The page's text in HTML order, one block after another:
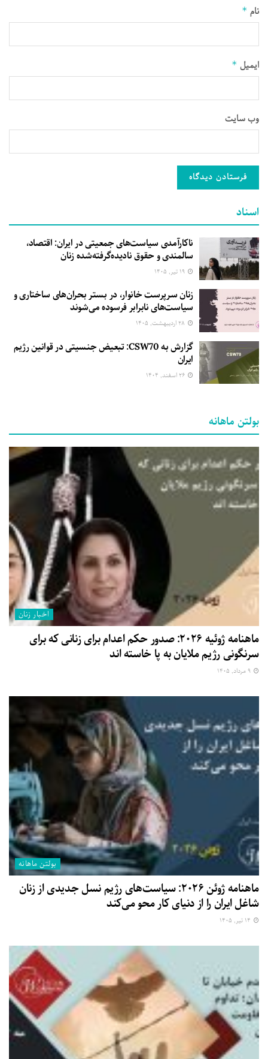
نام *
ایمیل *
وب‌ سایت
اسناد
ناکارآمدی سیاست‌های جمعیتی در ایران: اقتصاد،
سالمندی و حقوق نادیده‌گرفته‌شده زنان
زنان سرپرست خانوار، در بستر بحران‌های ساختاری و
سیاست‌های نابرابر فرسوده می‌شوند
گزارش به CSW70: تبعیض جنسیتی در قوانین رژیم
ایران
بولتن ماهانه
اخبار زنان
ماهنامه ژوئیه ۲۰۲۶: صدور حکم اعدام برای زنانی که برای
سرنگونی رژیم ملایان به پا خاسته اند
بولتن ماهانه
ماهنامه ژوئن ۲۰۲۶: سیاست‌های رژیم نسل جدیدی از زنان
شاغل ایران را از دنیای کار محو می‌کند